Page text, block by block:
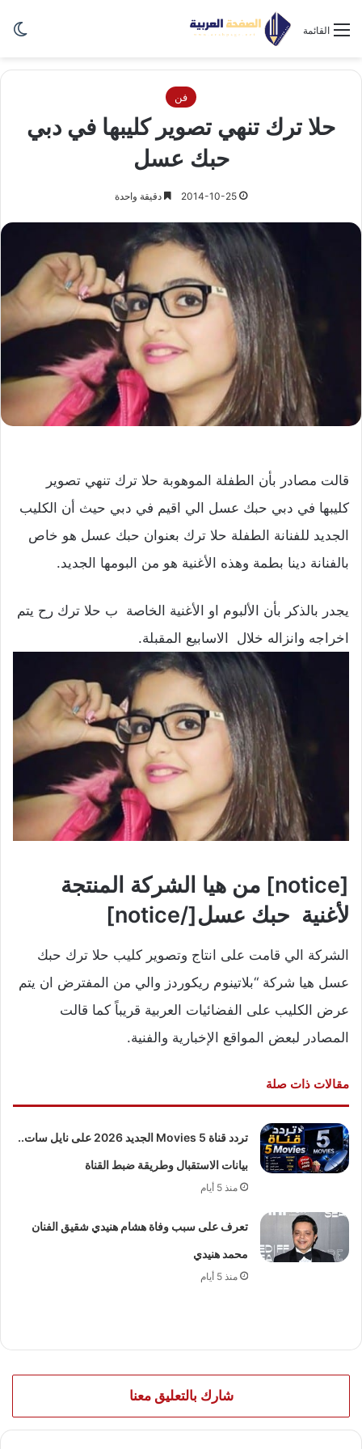
القائمة
فن
حلا ترك تنهي تصوير كليبها في دبي
حبك عسل
2014-10-25 دقيقة واحدة
قالت مصادر بأن الطفلة الموهوبة حلا ترك تنهي تصوير
كليبها في دبي حبك عسل الي اقيم في دبي حيث أن الكليب
الجديد للفنانة الطفلة حلا ترك بعنوان حبك عسل هو خاص
بالفنانة دينا بطمة وهذه الأغنية هو من البومها الجديد.
يجدر بالذكر بأن الألبوم او الأغنية الخاصة ب حلا ترك رح يتم
اخراجه وانزاله خلال الاسابيع المقبلة.
[notice] من هيا الشركة المنتجة
لأغنية حبك عسل[/notice]
الشركة الي قامت على انتاج وتصوير كليب حلا ترك حبك
عسل هيا شركة “بلاتينوم ريكوردز والي من المفترض ان يتم
عرض الكليب على الفضائيات العربية قريباً كما قالت
المصادر لبعض المواقع الإخبارية والفنية.
مقالات ذات صلة
تردد قناة 5 Movies الجديد 2026 على نايل سات..
بيانات الاستقبال وطريقة ضبط القناة
منذ 5 أيام
تعرف على سبب وفاة هشام هنيدي شقيق الفنان
محمد هنيدي
منذ 5 أيام
شارك بالتعليق معنا